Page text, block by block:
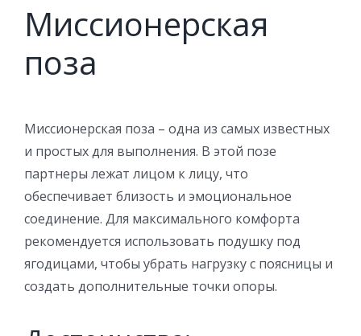
Миссионерская
поза
Миссионерская поза – одна из самых известных
и простых для выполнения. В этой позе
партнеры лежат лицом к лицу, что
обеспечивает близость и эмоциональное
соединение. Для максимального комфорта
рекомендуется использовать подушку под
ягодицами, чтобы убрать нагрузку с поясницы и
создать дополнительные точки опоры.